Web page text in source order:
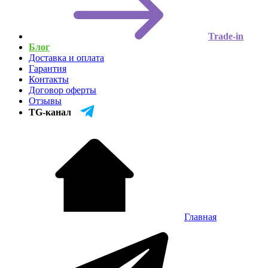
Trade-in
Блог
Доставка и оплата
Гарантия
Контакты
Договор оферты
Отзывы
TG-канал
Главная